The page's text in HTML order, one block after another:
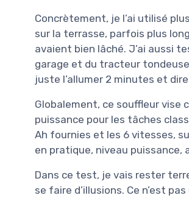
Concrètement, je l’ai utilisé
sur la terrasse, parfois plus
avaient bien lâché. J’ai aussi
garage et du tracteur
juste l’allumer 2 minutes et dire
Globalement, ce souffleur vise
puissance pour les tâches
Ah fournies et les 6 vitesses,
en pratique, niveau
Dans ce test, je vais rester
se faire d’illusions. Ce n’est